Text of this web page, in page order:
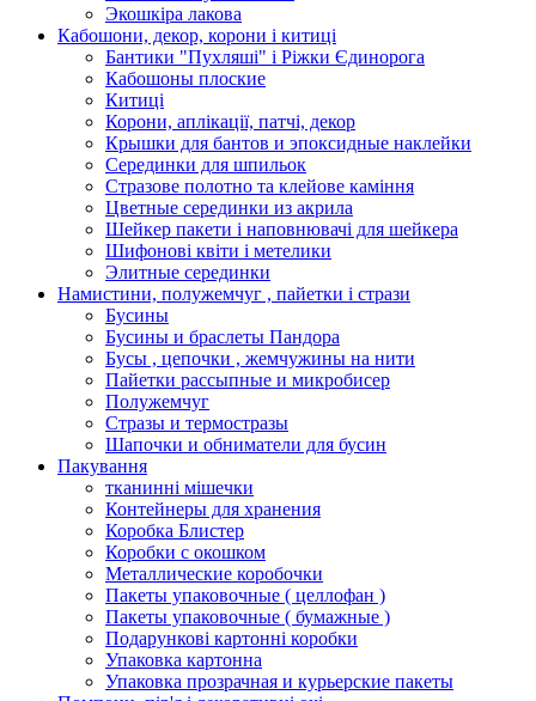
Экошкiра лакова
Кабошони, декор, корони і китиці
Бантики "Пухляші" і Ріжки Єдинорога
Кабошоны плоские
Китиці
Корони, аплікації, патчі, декор
Крышки для бантов и эпоксидные наклейки
Серединки для шпильок
Стразове полотно та клейове каміння
Цветные серединки из акрила
Шейкер пакети і наповнювачі для шейкера
Шифонові квіти і метелики
Элитные серединки
Намистини, полужемчуг , пайетки і стрази
Бусины
Бусины и браслеты Пандора
Бусы , цепочки , жемчужины на нити
Пайетки рассыпные и микробисер
Полужемчуг
Стразы и термостразы
Шапочки и обниматели для бусин
Пакування
тканинні мішечки
Контейнеры для хранения
Коробка Блистер
Коробки с окошком
Металлические коробочки
Пакеты упаковочные ( целлофан )
Пакеты упаковочные ( бумажные )
Подарункові картонні коробки
Упаковка картонна
Упаковка прозрачная и курьерские пакеты